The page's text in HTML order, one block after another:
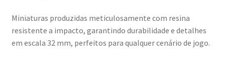
Miniaturas produzidas meticulosamente com resina
resistente a impacto, garantindo durabilidade e detalhes
em escala 32 mm, perfeitos para qualquer cenário de jogo.